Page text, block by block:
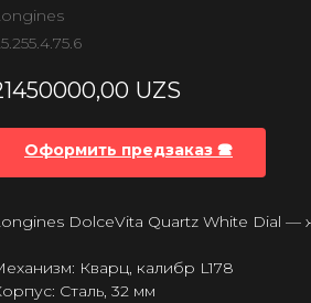
UZS
Оформить предзаказ 🕿
DolceVita Quartz White Dial —
Кварц, калибр L178
Сталь, 32 мм